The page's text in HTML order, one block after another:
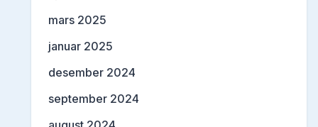
mars 2025
januar 2025
desember 2024
september 2024